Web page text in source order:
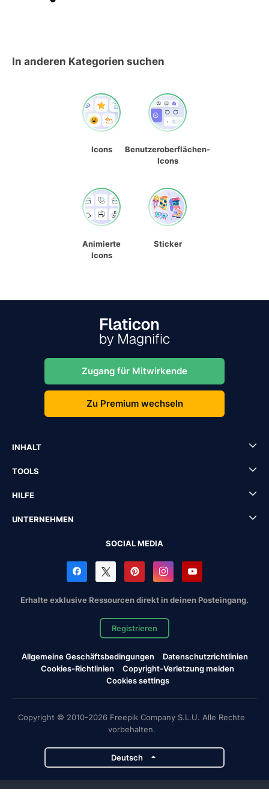
In anderen Kategorien suchen
Icons
Benutzeroberflächen-
Icons
Animierte
Icons
Sticker
Zugang für Mitwirkende
Zu Premium wechseln
INHALT
TOOLS
HILFE
UNTERNEHMEN
SOCIAL MEDIA
Erhalte exklusive Ressourcen direkt in deinen Posteingang.
Registrieren
Allgemeine Geschäftsbedingungen
Datenschutzrichtlinien
Cookies-Richtlinien
Copyright-Verletzung melden
Cookies settings
Copyright © 2010-2026 Freepik Company S.L.U. Alle Rechte
vorbehalten.
Deutsch